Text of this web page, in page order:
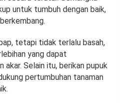
untuk tumbuh dengan baik,
tetapi tidak terlalu basah,
yang dapat
akar. Selain itu, berikan pupuk
pertumbuhan tanaman